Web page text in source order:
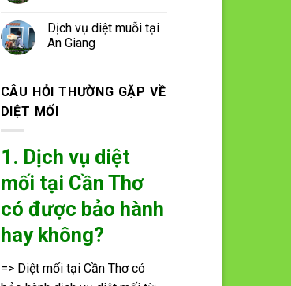
Dịch vụ diệt muỗi tại
An Giang
CÂU HỎI THƯỜNG GẶP VỀ
DIỆT MỐI
1. Dịch vụ diệt
mối tại Cần Thơ
có được bảo hành
hay không?
=> Diệt mối tại Cần Thơ có